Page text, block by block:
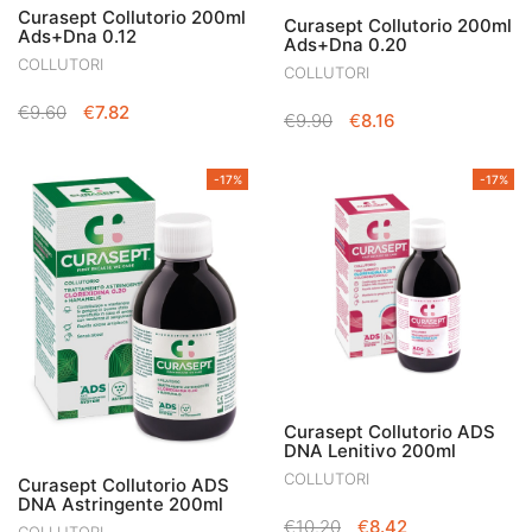
Curasept Collutorio 200ml
Ads+Dna 0.12
COLLUTORI
€9.60
IL
ERA:
€9.60.
€7.82
È:
€7.82.
Curasept Collutorio 200ml
Ads+Dna 0.20
COLLUTORI
€9.90
IL
ERA:
€9.90.
€8.16
È:
-17%
Curasept Collutorio ADS
DNA Astringente 200ml
-17%
Curasept Collutorio ADS
DNA Lenitivo 200ml
COLLUTORI
€10.20 IL
€8.42